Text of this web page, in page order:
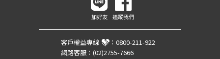
加好友 追蹤我們
客戶權益專線 ： 0800-211-922
網路客服： (02)2755-7666